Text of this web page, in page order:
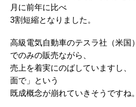
月に前年に比べ
3割短縮となりました。
高級電気自動車のテスラ社（米国
でのみの販売ながら、
売上を着実にのばしていますし、
面で」という
既成概念が崩れていきそうですね。